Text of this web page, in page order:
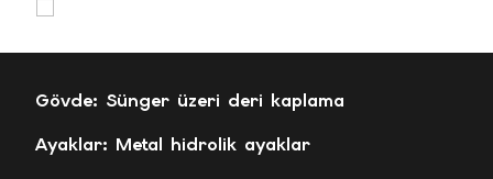
Gövde: Sünger üzeri deri kaplama
Ayaklar: Metal hidrolik ayaklar